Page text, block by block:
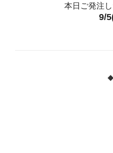
本日ご発注
9/
◆